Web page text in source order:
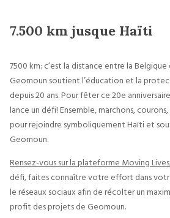
7.500 km jusque Haïti
7500 km: c’est la distance entre la
Geomoun soutient l’éducation et la
depuis 20 ans. Pour fêter ce 20e
lance un défi! Ensemble, marchons,
pour rejoindre symboliquement Haïti et
Geomoun.
Rensez-vous sur la plateforme Moving Lives
défi, faites connaître votre effort dans
le réseaux sociaux afin de récolter un
profit des projets de Geomoun.